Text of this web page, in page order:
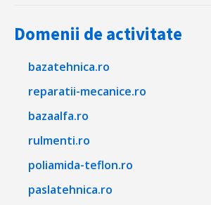
Domenii de activitate
bazatehnica.ro
reparatii-mecanice.ro
bazaalfa.ro
rulmenti.ro
poliamida-teflon.ro
paslatehnica.ro